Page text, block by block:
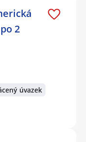
2
úvazek